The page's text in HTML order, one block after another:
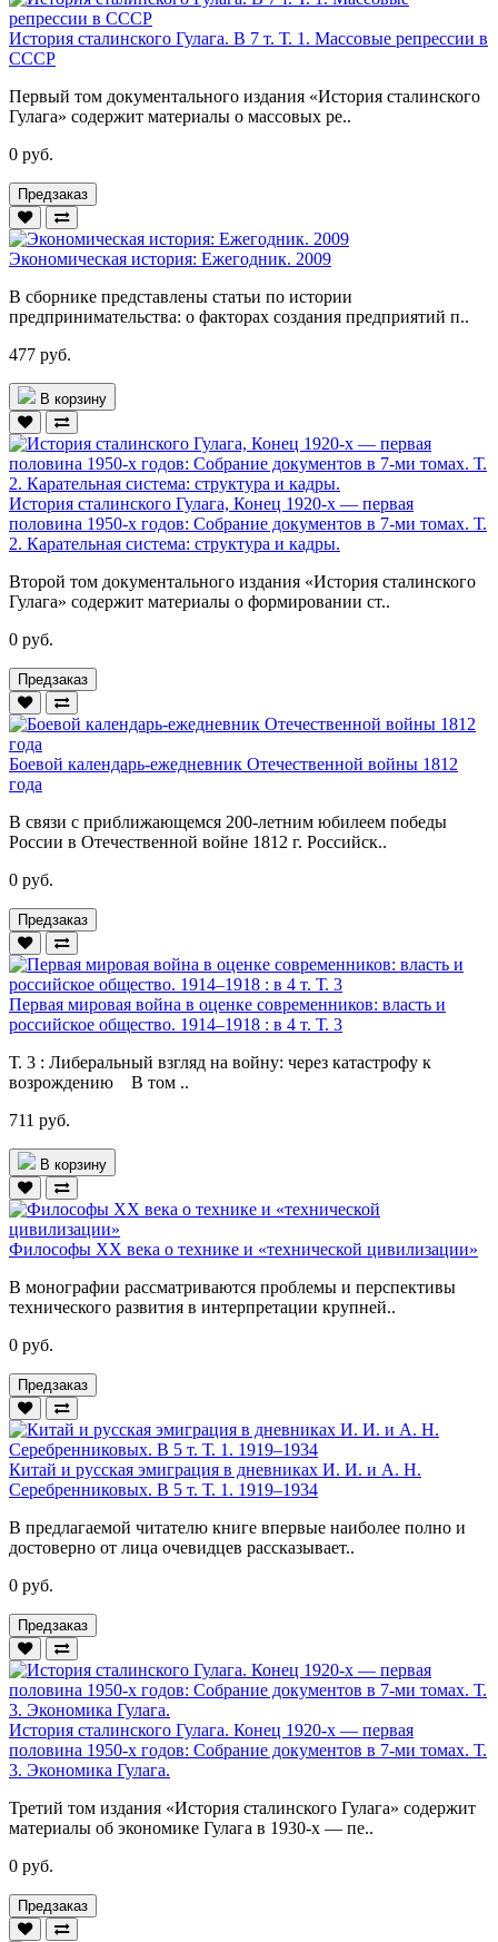
История сталинского Гулага. В 7 т. Т. 1. Массовые репрессии в
СССР
Первый том документального издания «История сталинского
Гулага» содержит материалы о массовых ре..
0 руб.
Предзаказ
Экономическая история: Ежегодник. 2009
В сборнике представлены статьи по истории
предпринимательства: о факторах создания предприятий п..
477 руб.
В корзину
История сталинского Гулага, Конец 1920-х — первая
половина 1950-х годов: Собрание документов в 7-ми томах. Т.
2. Карательная система: структура и кадры.
Второй том документального издания «История сталинского
Гулага» содержит материалы о формировании ст..
0 руб.
Предзаказ
Боевой календарь-ежедневник Отечественной войны 1812
года
В связи с приближающемся 200-летним юбилеем победы
России в Отечественной войне 1812 г. Российск..
0 руб.
Предзаказ
Первая мировая война в оценке современников: власть и
российское общество. 1914–1918 : в 4 т. Т. 3
Т. 3 : Либеральный взгляд на войну: через катастрофу к
возрождению В том ..
711 руб.
В корзину
Философы XX века о технике и «технической цивилизации»
В монографии рассматриваются проблемы и перспективы
технического развития в интерпретации крупней..
0 руб.
Предзаказ
Китай и русская эмиграция в дневниках И. И. и А. Н.
Серебренниковых. В 5 т. Т. 1. 1919–1934
В предлагаемой читателю книге впервые наиболее полно и
достоверно от лица очевидцев рассказывает..
0 руб.
Предзаказ
История сталинского Гулага. Конец 1920-х — первая
половина 1950-х годов: Собрание документов в 7-ми томах. Т.
3. Экономика Гулага.
Третий том издания «История сталинского Гулага» содержит
материалы об экономике Гулага в 1930-х — пе..
0 руб.
Предзаказ